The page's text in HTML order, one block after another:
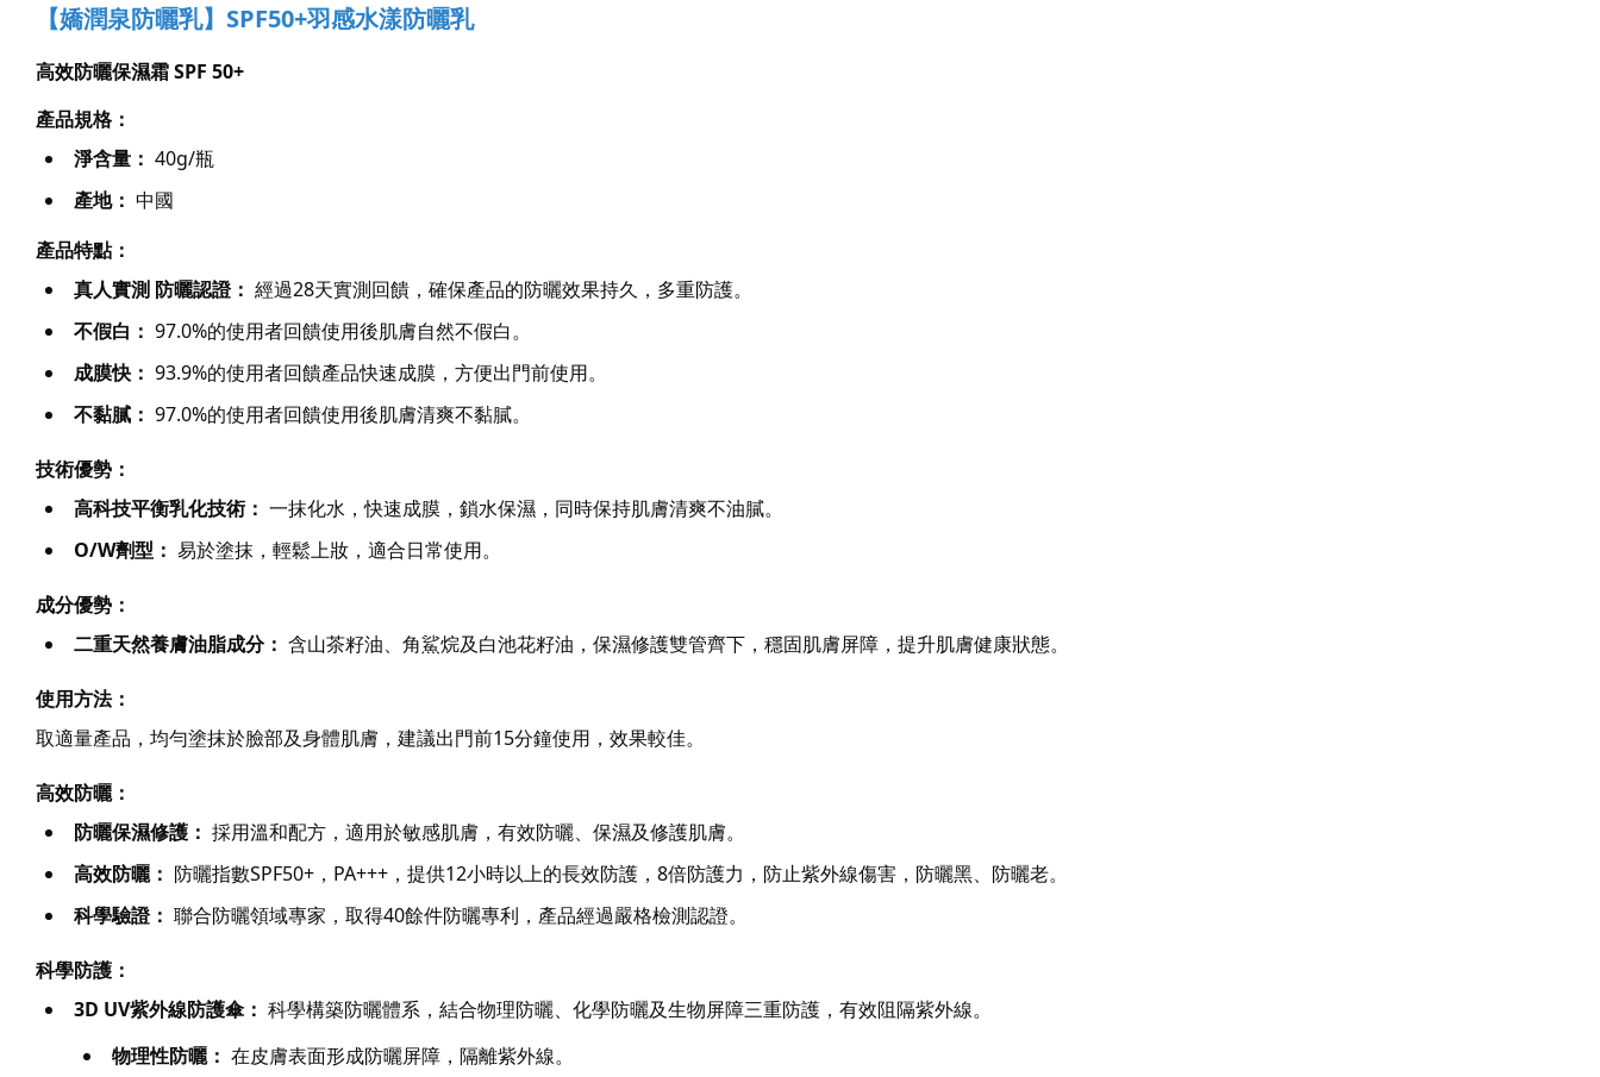
【嬌潤泉防曬乳】SPF50+羽感水漾防曬乳
高效防曬保濕霜 SPF 50+
產品規格：
淨含量： 40g/瓶
產地： 中國
產品特點：
真人實測 防曬認證： 經過28天實測回饋，確保產品的防曬效果持久，多重防護。
不假白： 97.0%的使用者回饋使用後肌膚自然不假白。
成膜快： 93.9%的使用者回饋產品快速成膜，方便出門前使用。
不黏膩： 97.0%的使用者回饋使用後肌膚清爽不黏膩。
技術優勢：
高科技平衡乳化技術： 一抹化水，快速成膜，鎖水保濕，同時保持肌膚清爽不油膩。
O/W劑型： 易於塗抹，輕鬆上妝，適合日常使用。
成分優勢：
二重天然養膚油脂成分： 含山茶籽油、角鯊烷及白池花籽油，保濕修護雙管齊下，穩固肌膚屏障，提升肌膚健康狀態。
使用方法：
取適量產品，均勻塗抹於臉部及身體肌膚，建議出門前15分鐘使用，效果較佳。
高效防曬：
防曬保濕修護： 採用溫和配方，適用於敏感肌膚，有效防曬、保濕及修護肌膚。
高效防曬： 防曬指數SPF50+，PA+++，提供12小時以上的長效防護，8倍防護力，防止紫外線傷害，防曬黑、防曬老。
科學驗證： 聯合防曬領域專家，取得40餘件防曬專利，產品經過嚴格檢測認證。
科學防護：
3D UV紫外線防護傘： 科學構築防曬體系，結合物理防曬、化學防曬及生物屏障三重防護，有效阻隔紫外線。
物理性防曬： 在皮膚表面形成防曬屏障，隔離紫外線。